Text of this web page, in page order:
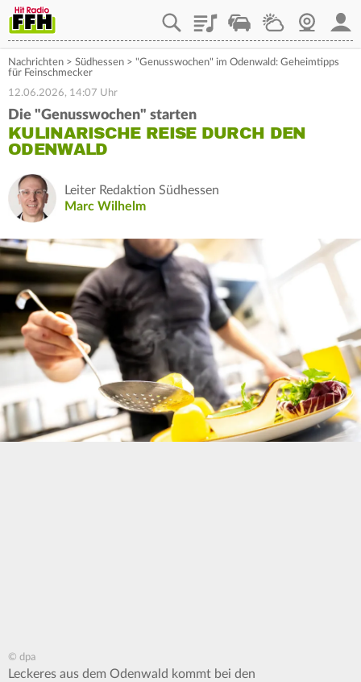
PlaylistStaupilotWetterWebcam
Nachrichten > Südhessen > "Genusswochen" im Odenwald: Geheimtipps
für Feinschmecker
12.06.2026, 14:07 Uhr
Die "Genusswochen" starten
KULINARISCHE REISE DURCH DEN
ODENWALD
Leiter Redaktion Südhessen
Marc Wilhelm
© dpa
Leckeres aus dem Odenwald kommt bei den